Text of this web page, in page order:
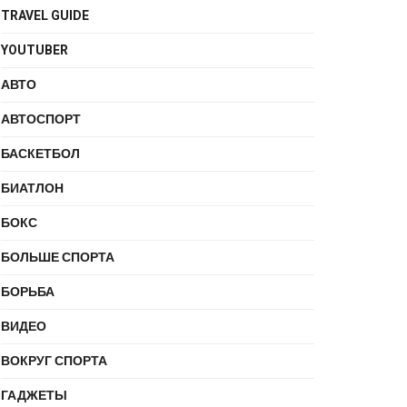
TRAVEL GUIDE
YOUTUBER
АВТО
АВТОСПОРТ
БАСКЕТБОЛ
БИАТЛОН
БОКС
БОЛЬШЕ СПОРТА
БОРЬБА
ВИДЕО
ВОКРУГ СПОРТА
ГАДЖЕТЫ